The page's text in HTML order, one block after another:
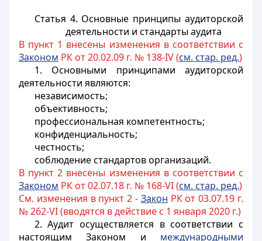
Статья 4. Основные принципы аудиторской
деятельности и стандарты аудита
В пункт 1 внесены изменения в соответствии с
Законом РК от 20.02.09 г. № 138-IV (см. стар. ред.)
1. Основными принципами аудиторской
деятельности являются:
независимость;
объективность;
профессиональная компетентность;
конфиденциальность;
честность;
соблюдение стандартов организаций.
В пункт 2 внесены изменения в соответствии с
Законом РК от 02.07.18 г. № 168-VI (см. стар. ред.)
См. изменения в пункт 2 - Закон РК от 03.07.19 г.
№ 262-VI (вводятся в действие с 1 января 2020 г.)
2. Аудит осуществляется в соответствии с
настоящим Законом и международными